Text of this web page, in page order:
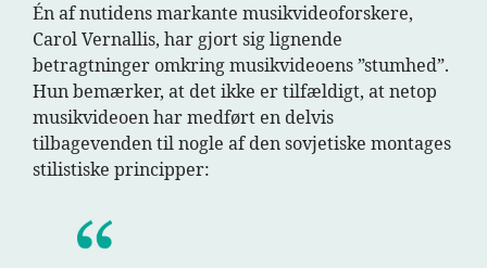
Én af nutidens markante musikvideoforskere,
Carol Vernallis, har gjort sig lignende
betragtninger omkring musikvideoens ”stumhed”.
Hun bemærker, at det ikke er tilfældigt, at netop
musikvideoen har medført en delvis
tilbagevenden til nogle af den sovjetiske montages
stilistiske principper: